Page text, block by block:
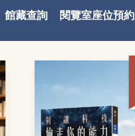
館藏查詢 閱覽室座位預約